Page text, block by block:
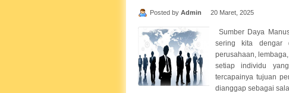
Posted by Admin 20 Maret, 2025
Sumber Daya
sering kita dengar
perusahaan,
setiap individu
tercapainya tujuan
dianggap sebagai